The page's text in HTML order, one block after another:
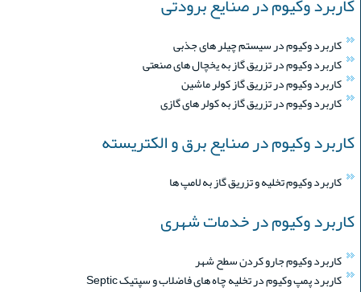
کاربرد وکیوم در سیستم چیلر های جذبی
کاربرد وکیوم در تزریق گاز به یخچال های صنعتی
کاربرد وکیوم در تزریق گاز کولر ماشین
کاربرد وکیوم در تزریق گاز به کولر های گازی
کاربرد وکیوم در صنایع برق و الکتریسته
کاربرد وکیوم تخلیه و تزریق گاز به لامپ ها
کاربرد وکیوم در خدمات شهری
کاربرد وکیوم جارو کردن سطح شهر
کاربرد پمپ وکیوم در تخلیه چاه های فاضلاب و سپتیک Septic